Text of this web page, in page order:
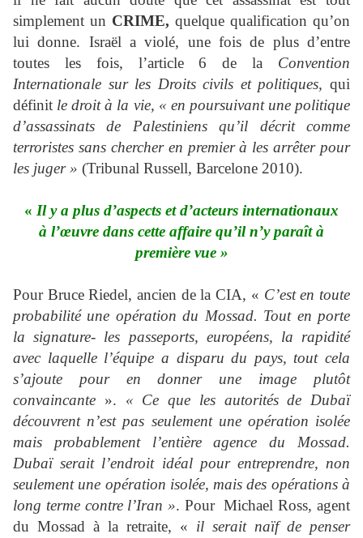
simplement un CRIME, quelque qualification qu’on
lui donne. Israël a violé, une fois de plus d’entre
toutes les fois, l’article 6 de la Convention
Internationale sur les Droits civils et politiques, qui
définit le droit à la vie, « en poursuivant une politique
d’assassinats de Palestiniens qu’il décrit comme
terroristes sans chercher en premier à les arrêter pour
les juger » (Tribunal Russell, Barcelone 2010).
« Il y a plus d’aspects et d’acteurs internationaux
à l’œuvre dans cette affaire qu’il n’y paraît à
première vue »
Pour Bruce Riedel, ancien de la CIA, « C’est en toute
probabilité une opération du Mossad. Tout en porte
la signature- les passeports, européens, la rapidité
avec laquelle l’équipe a disparu du pays, tout cela
s’ajoute pour en donner une image plutôt
convaincante ». « Ce que les autorités de Dubaï
découvrent n’est pas seulement une opération isolée
mais probablement l’entière agence du Mossad.
Dubaï serait l’endroit idéal pour entreprendre, non
seulement une opération isolée, mais des opérations à
long terme contre l’Iran ». Pour Michael Ross, agent
du Mossad à la retraite, « il serait naïf de penser